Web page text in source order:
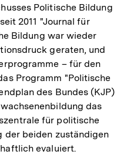
Politische Bildung
2011 "Journal für
Bildung war wieder
geraten, und
– für den
Programm "Politische
des Bundes (KJP)
das
für politische
der beiden zuständigen
evaluiert.